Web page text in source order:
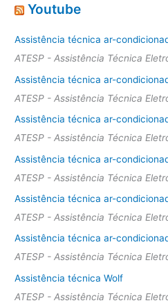
Youtube
Assistência técnica ar-
ATESP - Assistência Técnica
Assistência técnica ar-
ATESP - Assistência Técnica
Assistência técnica ar-
ATESP - Assistência Técnica
Assistência técnica ar-
ATESP - Assistência Técnica
Assistência técnica ar-
ATESP - Assistência Técnica
Assistência técnica ar-
ATESP - Assistência Técnica
Assistência técnica Wolf
ATESP - Assistência Técnica